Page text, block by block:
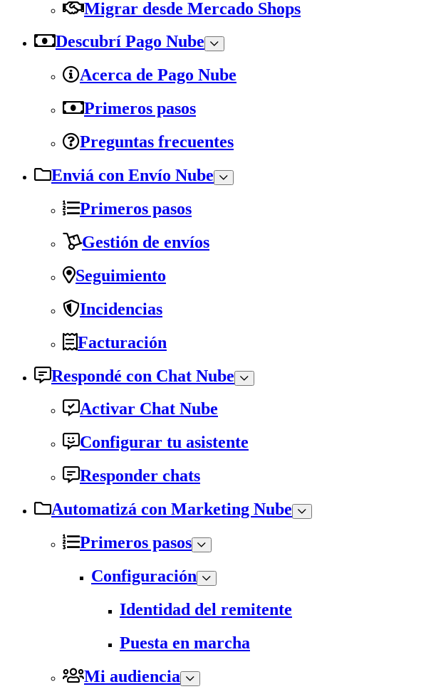
Migrar desde Mercado Shops
Descubrí Pago Nube
Acerca de Pago Nube
Primeros pasos
Preguntas frecuentes
Enviá con Envío Nube
Primeros pasos
Gestión de envíos
Seguimiento
Incidencias
Facturación
Respondé con Chat Nube
Activar Chat Nube
Configurar tu asistente
Responder chats
Automatizá con Marketing Nube
Primeros pasos
Configuración
Identidad del remitente
Puesta en marcha
Mi audiencia